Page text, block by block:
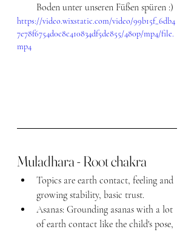
Boden unter unseren Füßen spüren :)
https://video.wixstatic.com/video/99b15f_6db4
7e78f6754d0c8c410834df5de855/480p/mp4/file.
mp4
Muladhara - Root chakra
Topics are earth contact, feeling and
growing stability, basic trust.
Asanas: Grounding asanas with a lot
of earth contact like the child's pose,